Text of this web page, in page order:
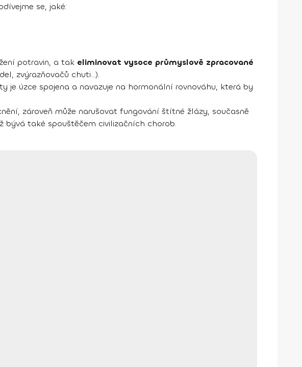
se, jaké:
potravin, a tak eliminovat vysoce průmyslově zpracované
zvýrazňovačů chuti...).
je úzce spojena a navazuje na hormonální rovnováhu, která by
zároveň může narušovat fungování štítné žlázy, současně
bývá také spouštěčem civilizačních chorob.